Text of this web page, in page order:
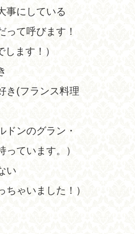
事にしている
って呼びます！
ます！）
き(フランス料理
ドンのグラン・
っています。）
い
ちゃいました！）